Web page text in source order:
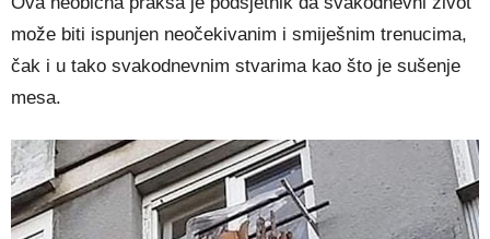
može biti ispunjen neočekivanim i smiješnim trenucima,
čak i u tako svakodnevnim stvarima kao što je sušenje
mesa.